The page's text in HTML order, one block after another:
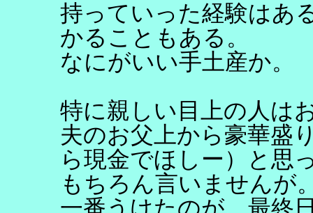
持っていった経験はあ
かることもある。
なにがいい手土産か。
特に親しい目上の人は
夫のお父上から豪華盛
ら現金でほしー）と思
もちろん言いませんが